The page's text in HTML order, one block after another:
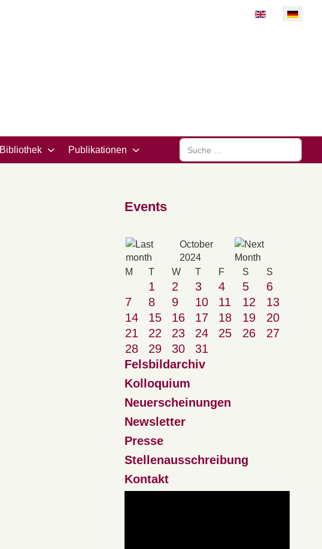
Sprache
Bibliothek Publikationen
Suchen
Events
October
2024
M T W T F S S
1 2 3 4 5
6
7
8 9 10 11 12
13
14
15 16 17 18 19
20
21
22 23 24 25 26
27
28
29 30
31
Felsbildarchiv
Kolloquium
Neuerscheinungen
Newsletter
Presse
Stellenausschreibung
Kontakt